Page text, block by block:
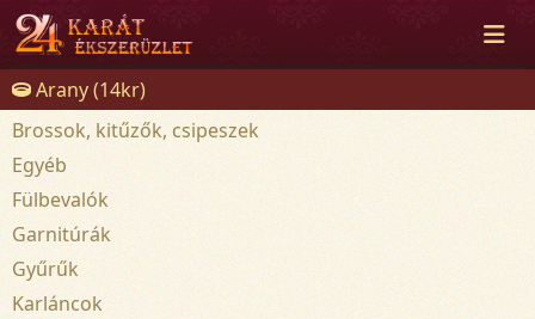
Arany (14kr)
Brossok, kitűzők, csipeszek
Egyéb
Fülbevalók
Garnitúrák
Gyűrűk
Karláncok